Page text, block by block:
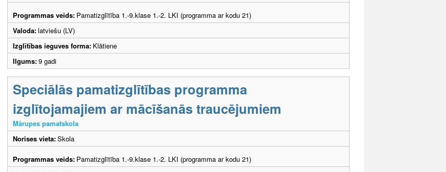
Programmas veids: Pamatizglītība 1.-9.klase 1.-2. LKI (programma ar kodu 21)
Valoda:latviešu (LV)
Izglītības ieguves forma: Klātiene
Ilgums:9 gadi
Speciālās pamatizglītības programma
izglītojamajiem ar mācīšanās traucējumiem
Mārupes pamatskola
Norises vieta:Skola
Programmas veids: Pamatizglītība 1.-9.klase 1.-2. LKI (programma ar kodu 21)